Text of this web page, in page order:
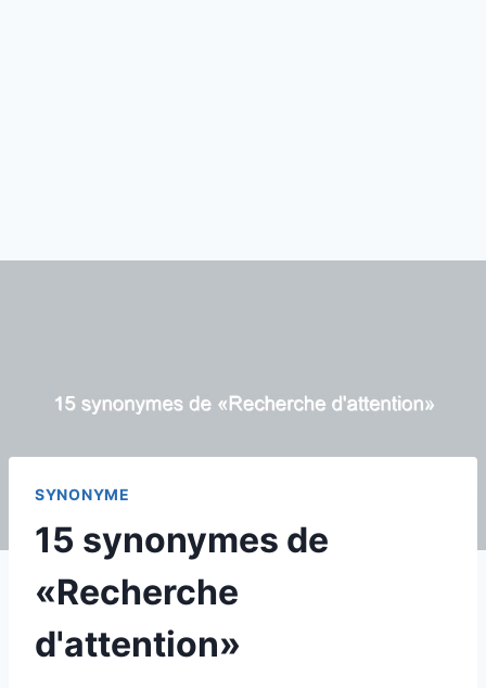
SYNONYME
15 synonymes de
«Recherche
d'attention»